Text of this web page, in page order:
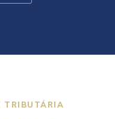
TRIBUTÁRIA